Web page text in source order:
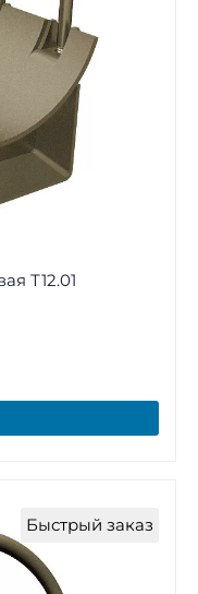
Т12.01
Быстрый заказ